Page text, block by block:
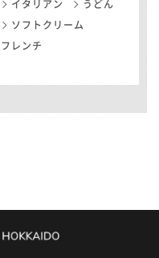
イタリアン うどん
ソフトクリーム
フレンチ